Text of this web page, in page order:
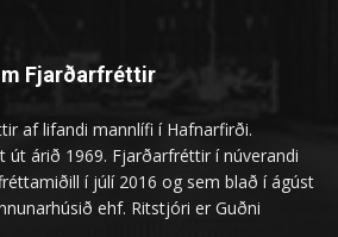
Fjarðarfréttir
af lifandi mannlífi í Hafnarfirði.
árið 1969. Fjarðarfréttir í núverandi
í júlí 2016 og sem blað í ágúst
ehf. Ritstjóri er Guðni